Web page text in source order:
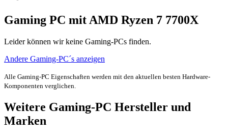
Gaming PC mit AMD Ryzen 7 7700X
Leider können wir keine Gaming-PCs finden.
Andere Gaming-PC´s anzeigen
Alle Gaming-PC Eigenschaften werden mit den aktuellen besten Hardware-
Komponenten verglichen.
Weitere Gaming-PC Hersteller und
Marken